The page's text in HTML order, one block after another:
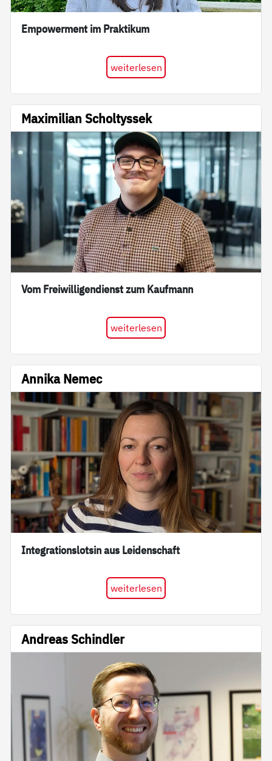
Empowerment im Praktikum
weiterlesen
Maximilian Scholtyssek
Vom Freiwilligendienst zum Kaufmann
weiterlesen
Annika Nemec
Integrationslotsin aus Leidenschaft
weiterlesen
Andreas Schindler